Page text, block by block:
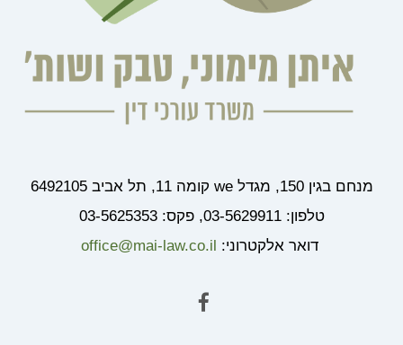
מנחם בגין 150, מגדל we קומה 11, תל אביב 6492105
טלפון: 03-5629911, פקס: 03-5625353
דואר אלקטרוני: office@mai-law.co.il